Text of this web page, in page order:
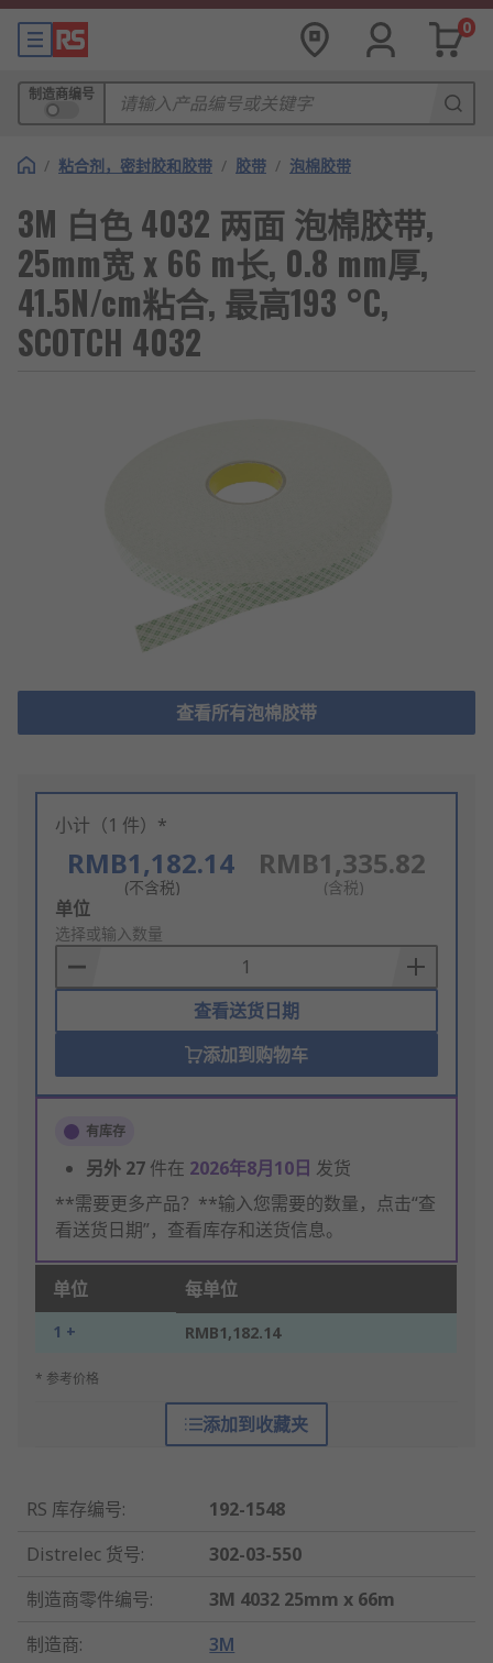
0
制造商编号
/ 粘合剂，密封胶和胶带 / 胶带 / 泡棉胶带
3M 白色 4032 两面 泡棉胶带,
25mm宽 x 66 m长, 0.8 mm厚,
41.5N/cm粘合, 最高193 °C,
SCOTCH 4032
查看所有泡棉胶带
小计（1 件）*
RMB1,182.14
(不含税)
RMB1,335.82
(含税)
Add
to
Basket
单位
选择或输入数量
查看送货日期
添加到购物车
有库存
另外 27 件在 2026年8月10日 发货
**需要更多产品？**输入您需要的数量，点击“查
看送货日期”，查看库存和送货信息。
单位 每单位
1 + RMB1,182.14
* 参考价格
添加到收藏夹
RS 库存编号:
192-1548
Distrelec 货号:
302-03-550
制造商零件编号:
3M 4032 25mm x 66m
制造商: 3M